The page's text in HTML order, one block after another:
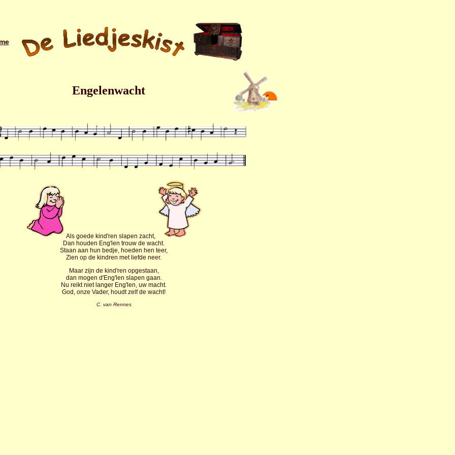
Engelenwacht
Als goede kind'ren slapen zacht,
Dan houden Eng'len trouw de wacht.
Staan aan hun bedje, hoeden hen teer,
Zien op de kindren met liefde neer.
Maar zijn de kind'ren opgestaan,
dan mogen d'Eng'len slapen gaan.
Nu reikt niet langer Eng'len, uw macht.
God, onze Vader, houdt zelf de wacht!
C. van Rennes